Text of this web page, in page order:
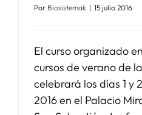
Por Biosistemak | 15 julio 2016
El curso organizado
cursos de verano de
celebrará los días 1 y
2016 en el Palacio